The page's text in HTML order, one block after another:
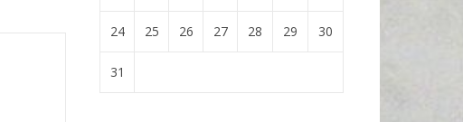
24 25 26 27 28 29 30
31